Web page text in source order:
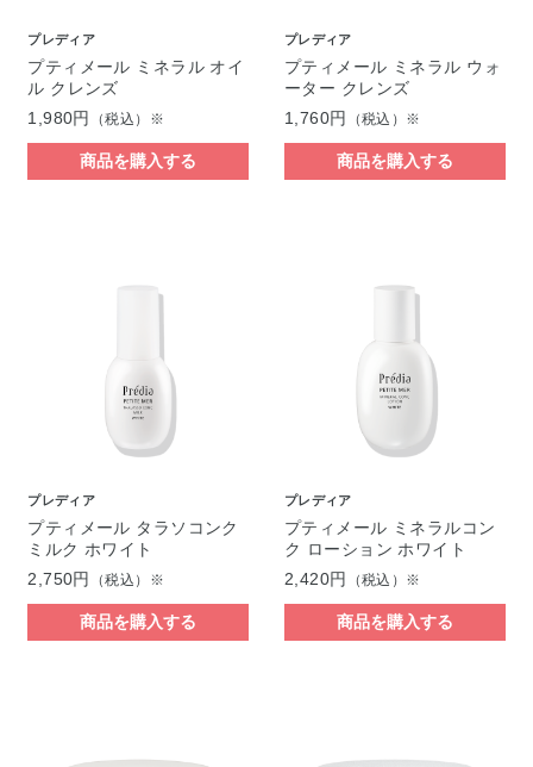
プレディア
プティメール ミネラル オイ
ル クレンズ
1,980円
（税込）※
商品を購入する
プレディア
プティメール ミネラル ウォ
ーター クレンズ
1,760円
（税込）※
商品を購入する
プレディア
プティメール タラソコンク
ミルク ホワイト
2,750円
（税込）※
商品を購入する
プレディア
プティメール ミネラルコン
ク ローション ホワイト
2,420円
（税込）※
商品を購入する